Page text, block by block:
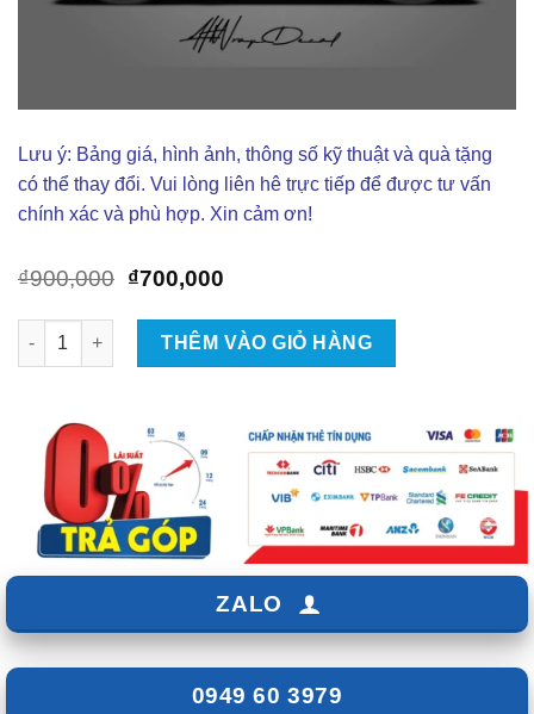
Lưu ý: Bảng giá, hình ảnh, thông số kỹ thuật và quà tặng
có thể thay đổi. Vui lòng liên hê trực tiếp để được tư vấn
chính xác và phù hợp. Xin cảm ơn!
₫900,000 Giá
là:
₫900,000.
₫700,000Giá
tại
là:
₫700,000.
Tem Decal Cho Vinfast VF3 số lượng
THÊM VÀO GIỎ HÀNG
ZALO
0949 60 3979